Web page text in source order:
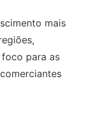
mais
para as